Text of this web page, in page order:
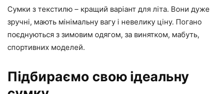
Сумки з текстилю – кращий варіант для літа. Вони дуже
зручні, мають мінімальну вагу і невелику ціну. Погано
поєднуються з зимовим одягом, за винятком, мабуть,
спортивних моделей.
Підбираємо свою ідеальну